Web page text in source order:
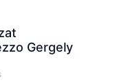
Gergely